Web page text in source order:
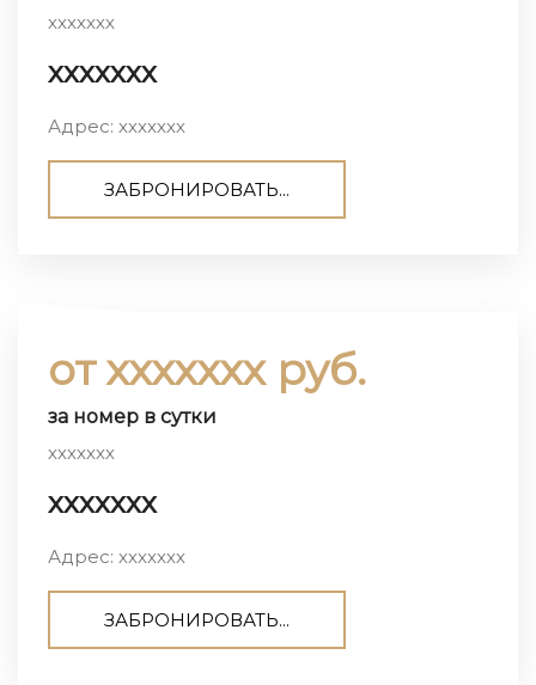
ххххххх
ххххххх
Адрес: ххххххх
ЗАБРОНИРОВАТЬ...
от ххххххх руб.
за номер в сутки
ххххххх
ххххххх
Адрес: ххххххх
ЗАБРОНИРОВАТЬ...